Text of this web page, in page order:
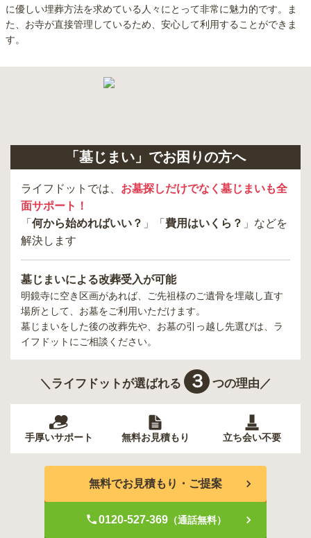
に優しい埋葬方法を求めている人々にとって非常に魅力的です。ま
た、お寺が直接管理しているため、安心して利用することができま
す。
「墓じまい」でお困りの方へ
ライフドットでは、 お墓探しだけでなく墓じまいも全
面サポート！
「 何から始めればいい？ 」「 費用はいくら？ 」などを
解決します
墓じまいによる改葬受入が可能
明鏡寺に空き区画があれば、ご先祖様のご遺骨を埋蔵し直す
場所として、お墓をご利用いただけます。
墓じまいをした後の改葬先や、お墓の引っ越し先選びは、ラ
イフドットにご相談ください。
＼ライフドットが選ばれる ３ つの理由／
手厚いサポート 無料お見積もり 立ち会い不要
無料でお見積もり・ご提案
0120-527-369（通話無料）